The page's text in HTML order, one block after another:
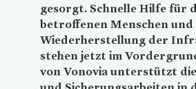
gesorgt. Schnelle Hilfe für
betroffenen Menschen und
Wiederherstellung der
stehen jetzt im
von Vonovia unterstützt